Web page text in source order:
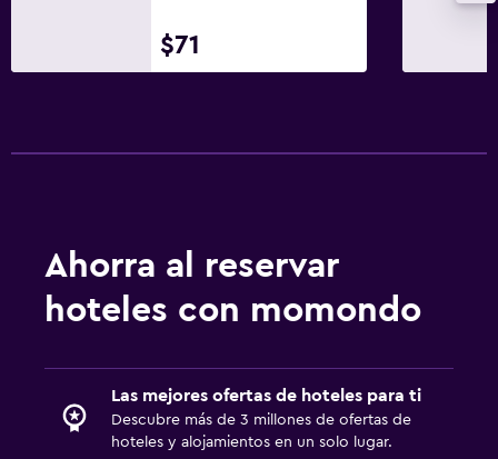
$71
Ahorra al reservar
hoteles con momondo
Las mejores ofertas de hoteles para ti
Descubre más de 3 millones de ofertas de
hoteles y alojamientos en un solo lugar.